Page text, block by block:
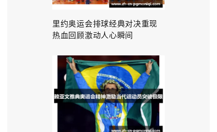
里约奥运会排球经典对决重现
热血回顾激动人心瞬间